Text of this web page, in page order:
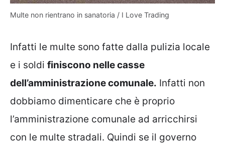
Multe non rientrano in sanatoria / I Love Trading
Infatti le multe sono fatte dalla pulizia locale
e i soldi finiscono nelle casse
dell’amministrazione comunale. Infatti non
dobbiamo dimenticare che è proprio
l’amministrazione comunale ad arricchirsi
con le multe stradali. Quindi se il governo